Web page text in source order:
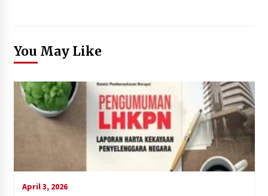
You May Like
April 3, 2026